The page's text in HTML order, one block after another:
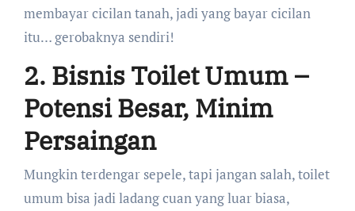
membayar cicilan tanah, jadi yang bayar cicilan
itu… gerobaknya sendiri!
2. Bisnis Toilet Umum –
Potensi Besar, Minim
Persaingan
Mungkin terdengar sepele, tapi jangan salah, toilet
umum bisa jadi ladang cuan yang luar biasa,